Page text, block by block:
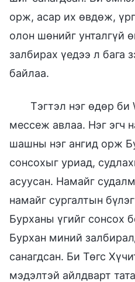
орж, асар их өвдөж,
олон шөнийг унталгүй
залбирах үедээ л бага
байлаа.
Тэгтэл нэг өдөр би
мессеж авлаа. Нэг эгч
шашны нэг ангид орж
сонсохыг уриад,
асуусан. Намайг
намайг сургалтын
Бурханы үгийг сонсох
Бурхан миний
санагдсан. Би Төгс
мэдэлтэй айлдварт